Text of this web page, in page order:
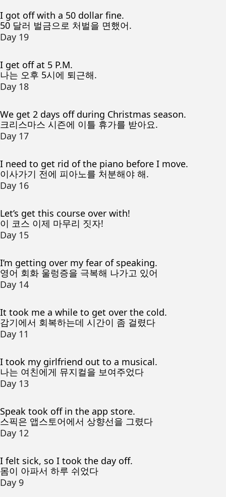
I got off with a 50 dollar fine.
50 달러 벌금으로 처벌을 면했어.
Day 19
I get off at 5 P.M.
나는 오후 5시에 퇴근해.
Day 18
We get 2 days off during Christmas season.
크리스마스 시즌에 이틀 휴가를 받아요.
Day 17
I need to get rid of the piano before I move.
이사가기 전에 피아노를 처분해야 해.
Day 16
Let’s get this course over with!
이 코스 이제 마무리 짓자!
Day 15
I’m getting over my fear of speaking.
영어 회화 울렁증을 극복해 나가고 있어
Day 14
It took me a while to get over the cold.
감기에서 회복하는데 시간이 좀 걸렸다
Day 11
I took my girlfriend out to a musical.
나는 여친에게 뮤지컬을 보여주었다
Day 13
Speak took off in the app store.
스픽은 앱스토어에서 상향선을 그렸다
Day 12
I felt sick, so I took the day off.
몸이 아파서 하루 쉬었다
Day 9